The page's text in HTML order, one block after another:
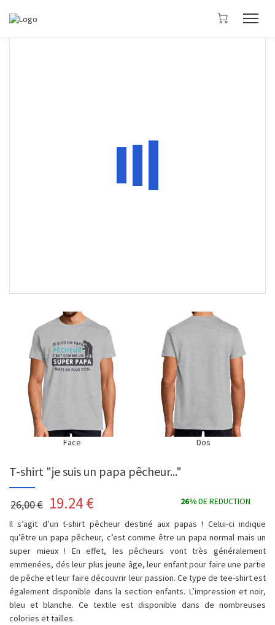
Face Dos
T-shirt "je suis un papa pêcheur..."
26,00 € 19.24€ 26%DE REDUCTION
Il s’agit d’un t-shirt pêcheur destiné aux papas ! Celui-ci indique
qu’être un papa pêcheur, c’est comme être un papa normal mais un
super mieux ! En effet, les pêcheurs vont très généralement
emmenées, dés leur plus jeune âge, leur enfant pour faire une partie
de pêche et leur faire découvrir leur passion. Ce type de tee-shirt est
également disponible dans la section enfants. L’impression et noir,
bleu et blanche. Ce textile est disponible dans de nombreuses
colories et tailles.